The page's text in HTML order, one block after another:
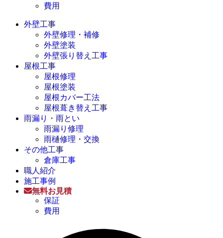
費用
外壁工事
外壁修理・補修
外壁塗装
外壁張り替え工事
屋根工事
屋根修理
屋根塗装
屋根カバー工法
屋根葺き替え工事
雨漏り・雨とい
雨漏り修理
雨樋修理・交換
その他工事
倉庫工事
職人紹介
施工事例
無料お見積
保証
費用